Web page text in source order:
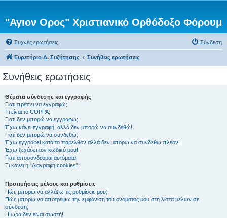
"Αγιον Ορος" Χριστιανικό Ορθόδοξο Φόρουμ
Συχνές ερωτήσεις Σύνδεση
Ευρετήριο Δ. Συζήτησης Συνήθεις ερωτήσεις
Συνήθεις ερωτήσεις
Θέματα σύνδεσης και εγγραφής
Γιατί πρέπει να εγγραφώ;
Τι είναι το COPPA;
Γιατί δεν μπορώ να εγγραφώ;
Έχω κάνει εγγραφή, αλλά δεν μπορώ να συνδεθώ!
Γιατί δεν μπορώ να συνδεθώ;
Έχω εγγραφεί κατά το παρελθόν αλλά δεν μπορώ να συνδεθώ πλέον!
Έχω ξεχάσει τον κωδικό μου!
Γιατί αποσυνδέομαι αυτόματα;
Τι κάνει η “Διαγραφή cookies”;
Προτιμήσεις μέλους και ρυθμίσεις
Πώς μπορώ να αλλάξω τις ρυθμίσεις μου;
Πώς μπορώ να αποτρέψω την εμφάνιση του ονόματος μου στη λίστα μελών σε
σύνδεση;
Η ώρα δεν είναι σωστή!